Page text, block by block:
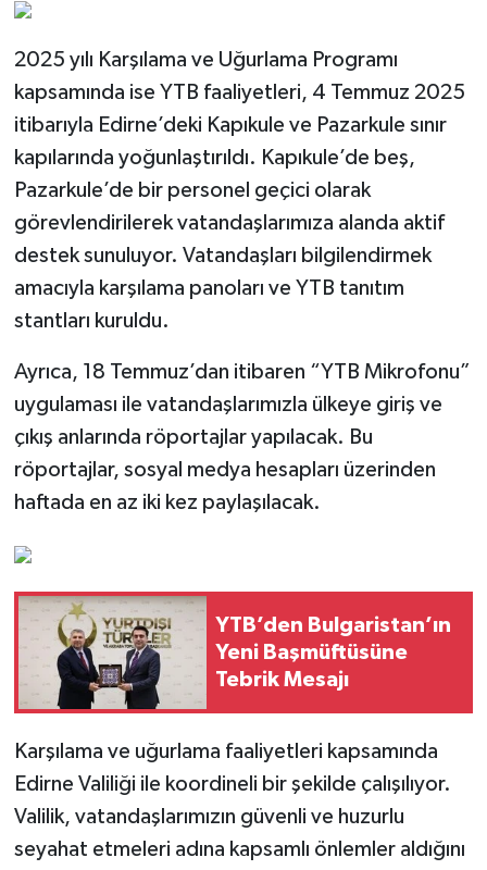
2025 yılı Karşılama ve Uğurlama Programı
kapsamında ise YTB faaliyetleri, 4 Temmuz 2025
itibarıyla Edirne’deki Kapıkule ve Pazarkule sınır
kapılarında yoğunlaştırıldı. Kapıkule’de beş,
Pazarkule’de bir personel geçici olarak
görevlendirilerek vatandaşlarımıza alanda aktif
destek sunuluyor. Vatandaşları bilgilendirmek
amacıyla karşılama panoları ve YTB tanıtım
stantları kuruldu.
Ayrıca, 18 Temmuz’dan itibaren “YTB Mikrofonu”
uygulaması ile vatandaşlarımızla ülkeye giriş ve
çıkış anlarında röportajlar yapılacak. Bu
röportajlar, sosyal medya hesapları üzerinden
haftada en az iki kez paylaşılacak.
YTB’den Bulgaristan’ın
Yeni Başmüftüsüne
Tebrik Mesajı
Karşılama ve uğurlama faaliyetleri kapsamında
Edirne Valiliği ile koordineli bir şekilde çalışılıyor.
Valilik, vatandaşlarımızın güvenli ve huzurlu
seyahat etmeleri adına kapsamlı önlemler aldığını